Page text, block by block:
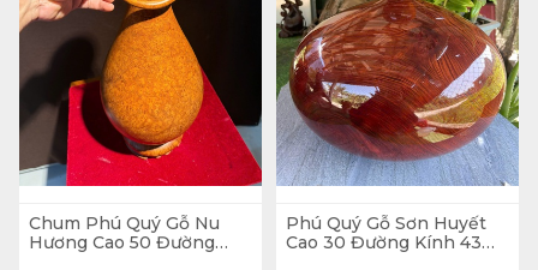
Chum Phú Quý Gỗ Nu
Hương Cao 50 Đường
Phú Quý Gỗ Sơn Huyết
Cao 30 Đường Kính 43